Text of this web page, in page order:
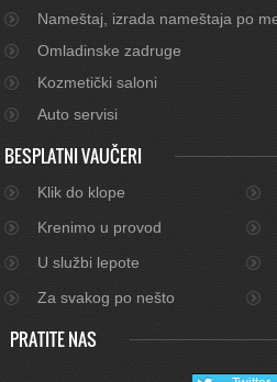
Nameštaj, izrada nameštaja po
Omladinske zadruge
Kozmetički saloni
Auto servisi
BESPLATNI VAUČERI
Klik do klope
Krenimo u provod
U službi lepote
Za svakog po nešto
PRATITE NAS